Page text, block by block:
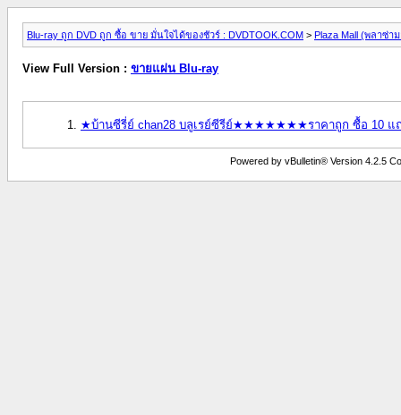
Blu-ray ถูก DVD ถูก ซื้อ ขาย มั่นใจได้ของชัวร์ : DVDTOOK.COM > Plaza Mall (พลาซ่า
View Full Version : ขายแผ่น Blu-ray
★บ้านซีรี่ย์ chan28 บลูเรย์ซีรีย์★★★★★★★ราคาถูก ซื้อ
Powered by vBulletin® Version 4.2.5